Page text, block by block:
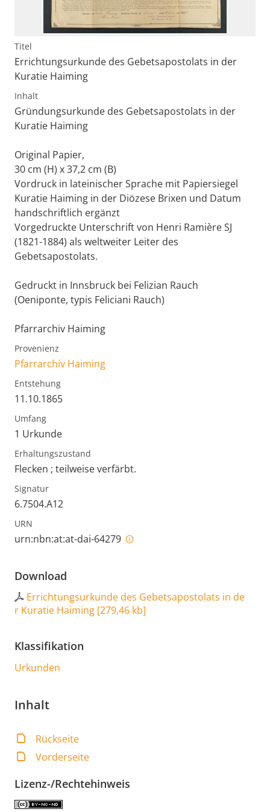
Titel
Errichtungsurkunde des Gebetsapostolats in der
Kuratie Haiming
Inhalt
Gründungsurkunde des Gebetsapostolats in der
Kuratie Haiming
Original Papier,
30 cm (H) x 37,2 cm (B)
Vordruck in lateinischer Sprache mit Papiersiegel
Kuratie Haiming in der Diözese Brixen und Datum
handschriftlich ergänzt
Vorgedruckte Unterschrift von Henri Ramière SJ
(1821-1884) als weltweiter Leiter des
Gebetsapostolats.
Gedruckt in Innsbruck bei Felizian Rauch
(Oeniponte, typis Feliciani Rauch)
Pfarrarchiv Haiming
Provenienz
Pfarrarchiv Haiming
Entstehung
11.10.1865
Umfang
1 Urkunde
Erhaltungszustand
Flecken ; teilweise verfärbt.
Signatur
6.7504.A12
URN
urn:nbn:at:at-dai-64279
Download
Errichtungsurkunde des Gebetsapostolats in de
r Kuratie Haiming [279,46 kb]
Klassifikation
Urkunden
Inhalt
Rückseite
Vorderseite
Lizenz-/Rechtehinweis